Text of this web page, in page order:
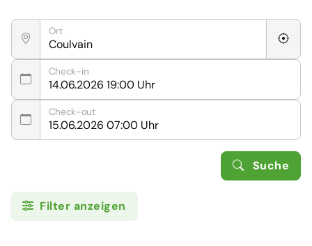
Ort
Check-in
Check-out
Suche
Filter anzeigen